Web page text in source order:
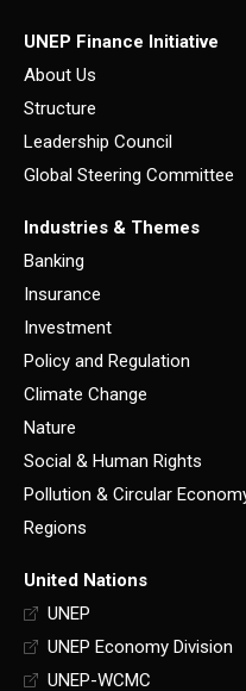
UNEP Finance Initiative
About Us
Structure
Leadership Council
Global Steering Committee
Industries & Themes
Banking
Insurance
Investment
Policy and Regulation
Climate Change
Nature
Social & Human Rights
Pollution & Circular
Regions
United Nations
UNEP
UNEP Economy Division
UNEP-WCMC